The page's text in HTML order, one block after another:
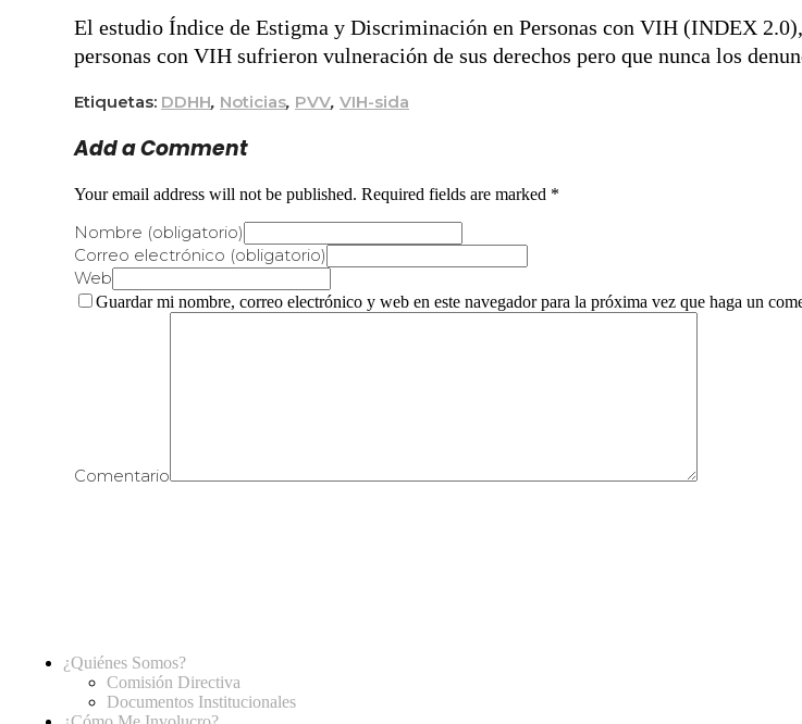
El estudio Índice de Estigma y Discriminación en Personas con VIH (INDEX
personas con VIH sufrieron vulneración de sus derechos pero que nunca los
Etiquetas: DDHH, Noticias, PVV, VIH-sida
Add a Comment
Your email address will not be published. Required fields are marked *
Nombre (obligatorio)
Correo electrónico (obligatorio)
Web
Guardar mi nombre, correo electrónico y web en este navegador para la próxima vez que haga un
Comentario
¿Quiénes Somos?
Comisión Directiva
Documentos Institucionales